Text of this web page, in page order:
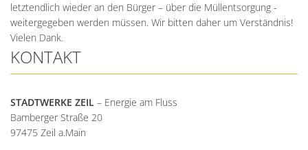
letztendlich wieder an den Bürger – über die Müllentsorgung -
weitergegeben werden müssen. Wir bitten daher um Verständnis!
Vielen Dank.
KONTAKT
STADTWERKE ZEIL – Energie am Fluss
Bamberger Straße 20
97475 Zeil a.Main